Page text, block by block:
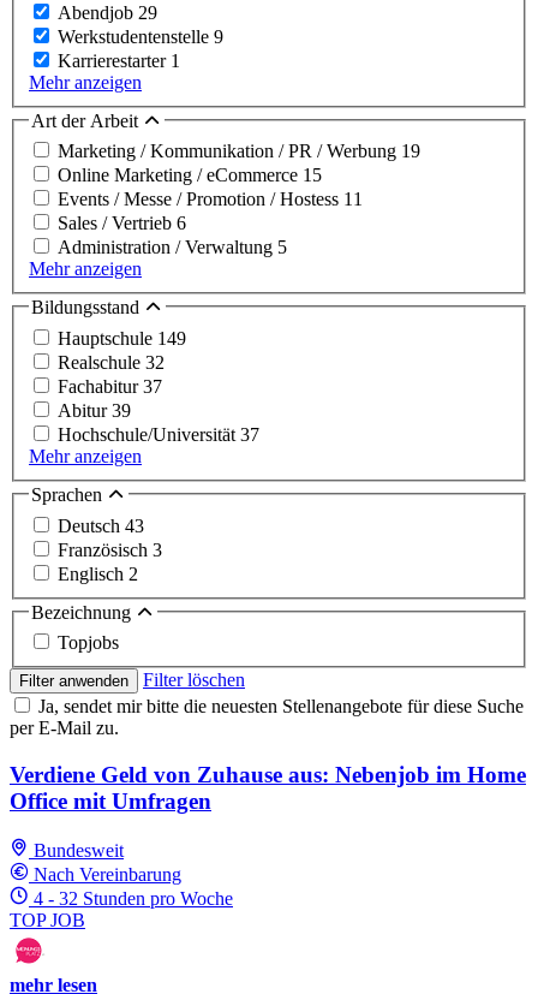
Abendjob 29
Werkstudentenstelle 9
Karrierestarter 1
Mehr anzeigen
Art der Arbeit
Marketing / Kommunikation / PR / Werbung 19
Online Marketing / eCommerce 15
Events / Messe / Promotion / Hostess 11
Sales / Vertrieb 6
Administration / Verwaltung 5
Mehr anzeigen
Bildungsstand
Hauptschule 149
Realschule 32
Fachabitur37
Abitur39
Hochschule/Universität 37
Mehr anzeigen
Sprachen
Deutsch 43
Französisch 3
Englisch 2
Bezeichnung
Topjobs
Filter anwenden
Filter löschen
Ja, sendet mir bitte die neuesten Stellenangebote für diese Suche
per E-Mail zu.
Verdiene Geld von Zuhause aus: Nebenjob im Home
Office mit Umfragen
Bundesweit
Nach Vereinbarung
4 - 32 Stunden pro Woche
TOP JOB
mehr lesen